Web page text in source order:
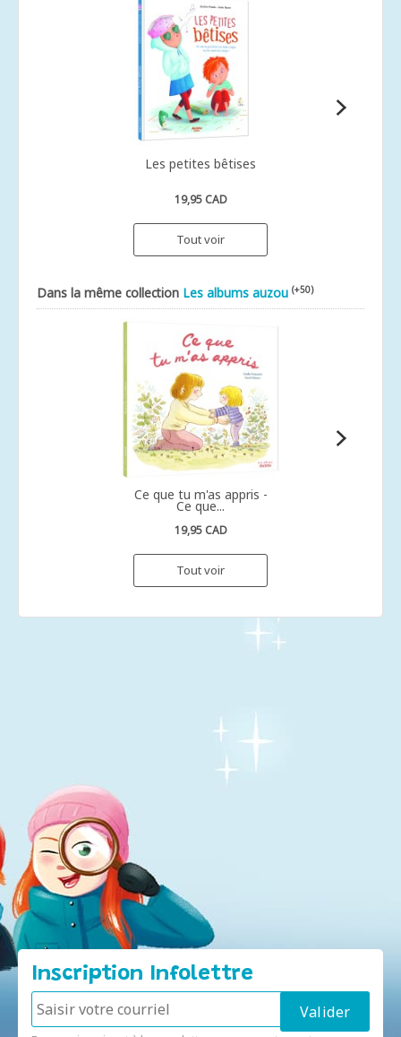
Les petites bêtises
19,95 CAD
Tout voir
Dans la même collection Les albums auzou (+50)
Ce que tu m'as appris -
Ce que...
19,95 CAD
Tout voir
Inscription Infolettre